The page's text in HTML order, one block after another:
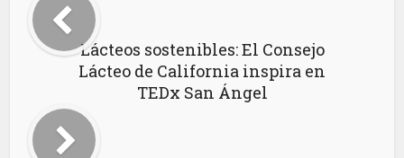
Lácteos sostenibles: El Consejo
Lácteo de California inspira en
TEDx San Ángel